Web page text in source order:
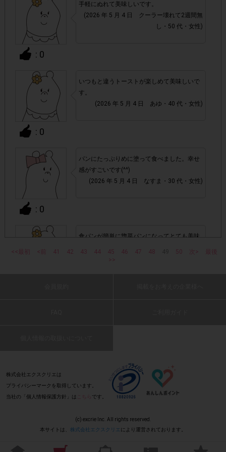
・参加(申し込み)を回答前にしていただければ、募集人数
が上限に達しても、掲載期間内のアンケート回答が可能で
す。
・スマートフォン、携帯電話、タブレットPCにつきまし
て、機種によってはアンケートに回答できない場合がござい
ます。
▼ポイント付与対象外
・チェックポイントの条件を満たしていない場合
・ECサイトやネットスーパー、リサイクルショップでのご
購入
・1つのアンケートにつき、お1人様あたり複数回の参加が
確認された場合。
ービスのモニター回答は、1つのアンケートにつき1人1回
・40㎝以上の長いレシートは必要事項が読み取れずポイン
ト付与対象外となる場合がございます。ご参加の際のレシー
・レシート内に、他の商品が一緒に印字されていても問題
: 0
手軽にぬれて美味しいです。
(2026 年 5 月 4 日 クーラー壊れて2週間無
し・50 代・女性)
: 0
いつもと違うトーストが楽しめて美味しいで
す。
(2026 年 5 月 4 日 あゆ・40 代・女性)
: 0
パンにたっぷりめに塗って食べました。幸せ
感がすごいです(^^)
(2026 年 5 月 4 日 なすま・30 代・女性)
食パンが簡単に惣菜パンになってとても美味
た。とても美味しかったです。
食パンに塗って食べましたが、美味しかった
<<最初 <前 41 42 43 44 45 46 47 48 50 次>
最後
>>
株式会社エクスクリエは
プライバシーマークを取得しています。
当社の「個人情報保護方針」は
です。
(c) excrie Inc. All rights reserved.
本サイトは、 株式会社エクスクリエにより運営されております。